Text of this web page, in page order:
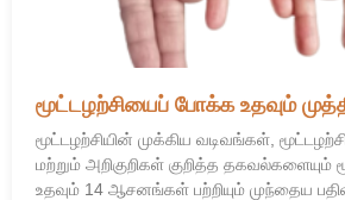
மூட்டழற்சியைப் போக்க உதவும்
மூட்டழற்சியின் முக்கிய வடிவங்கள்,
மற்றும் அறிகுறிகள் குறித்த தகவல்களையும்
உதவும் 14 ஆசனங்கள் பற்றியும் முந்தைய